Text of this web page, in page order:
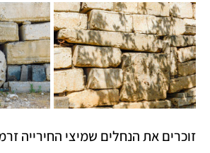
זוכרים את הנחלים שמיצי החירייה